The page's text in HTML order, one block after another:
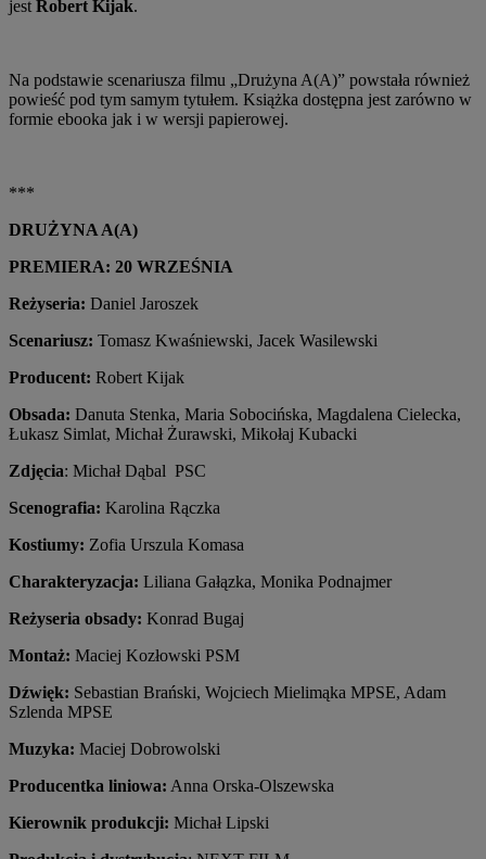
jest Robert Kijak.
Na podstawie scenariusza filmu „Drużyna A(A)” powstała również
powieść pod tym samym tytułem. Książka dostępna jest zarówno w
formie ebooka jak i w wersji papierowej.
***
DRUŻYNA A(A)
PREMIERA: 20 WRZEŚNIA
Reżyseria: Daniel Jaroszek
Scenariusz: Tomasz Kwaśniewski, Jacek Wasilewski
Producent: Robert Kijak
Obsada: Danuta Stenka, Maria Sobocińska, Magdalena Cielecka,
Łukasz Simlat, Michał Żurawski, Mikołaj Kubacki
Zdjęcia: Michał Dąbal PSC
Scenografia: Karolina Rączka
Kostiumy: Zofia Urszula Komasa
Charakteryzacja: Liliana Gałązka, Monika Podnajmer
Reżyseria obsady: Konrad Bugaj
Montaż: Maciej Kozłowski PSM
Dźwięk: Sebastian Brański, Wojciech Mielimąka MPSE, Adam
Szlenda MPSE
Muzyka: Maciej Dobrowolski
Producentka liniowa: Anna Orska-Olszewska
Kierownik produkcji: Michał Lipski